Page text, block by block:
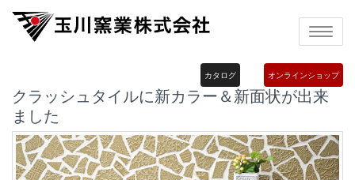
Toggle
オンラインショップ
カタログ
クラッシュタイルに新カラー＆新面状が出来
ました